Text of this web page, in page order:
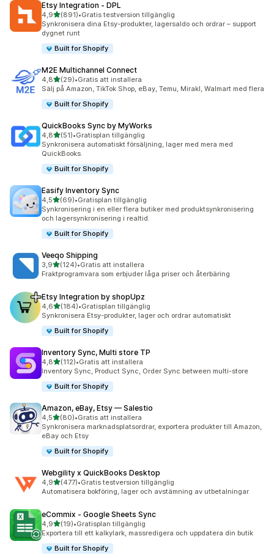
Etsy Integration ‑ DPL
4,9av 5 stjärnor
(891)
891 recensioner totalt
•Gratis testversion tillgänglig
Synkronisera dina Etsy-produkter, lagersaldo och ordrar – support
dygnet runt
Built for Shopify
M2E Multichannel Connect
4,8av 5 stjärnor
(29)
29 recensioner totalt
•Gratis att installera
Sälj på Amazon, TikTok Shop, eBay, Temu, Mirakl, Walmart med flera
Built for Shopify
QuickBooks Sync by MyWorks
4,8av 5 stjärnor
(51)
51 recensioner totalt
•Gratisplan tillgänglig
Synkronisera automatiskt försäljning, lager med mera med
QuickBooks.
Built for Shopify
Easify Inventory Sync
4,5av 5 stjärnor
(69)
69 recensioner totalt
•Gratisplan tillgänglig
Synkronisering i en eller flera butiker med produktsynkronisering
och lagersynkronisering i realtid.
Built for Shopify
Veeqo Shipping
3,9av 5 stjärnor
(124)
124 recensioner totalt
•Gratis att installera
Fraktprogramvara som erbjuder låga priser och återbäring
Etsy Integration by shopUpz
4,6av 5 stjärnor
(184)
184 recensioner totalt
•Gratisplan tillgänglig
Synkronisera Etsy-produkter, lager och ordrar automatiskt
Built for Shopify
Inventory Sync, Multi store TP
4,8av 5 stjärnor
(112)
112 recensioner totalt
•Gratis att installera
Inventory Sync, Product Sync, Order Sync between multi-store
Built for Shopify
Amazon, eBay, Etsy — Salestio
4,5av 5 stjärnor
(80)
80 recensioner totalt
•Gratis att installera
Synkronisera marknadsplatsordrar, exportera produkter till Amazon,
eBay och Etsy
Built for Shopify
Webgility x QuickBooks Desktop
4,9av 5 stjärnor
(477)
477 recensioner totalt
•Gratis testversion tillgänglig
Automatisera bokföring, lager och avstämning av utbetalningar
eCommix ‑ Google Sheets Sync
4,9av 5 stjärnor
(19)
19 recensioner totalt
•Gratisplan tillgänglig
Exportera till ett kalkylark, massredigera och uppdatera din butik
Built for Shopify